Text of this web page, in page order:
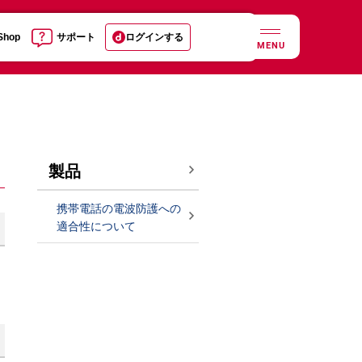
サポート ログインする
MENU
製品
携帯電話の電波防護への
適合性について